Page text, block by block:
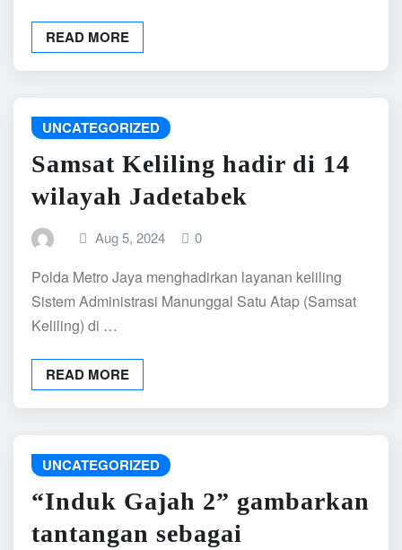
READ MORE
UNCATEGORIZED
Samsat Keliling hadir di 14
wilayah Jadetabek
Aug 5, 2024 0
Polda Metro Jaya menghadirkan layanan keliling
Sistem Administrasi Manunggal Satu Atap (Samsat
Keliling) di …
READ MORE
UNCATEGORIZED
“Induk Gajah 2” gambarkan
tantangan sebagai